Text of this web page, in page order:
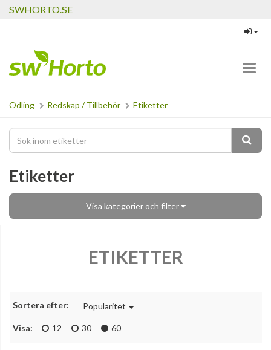
SWHORTO.SE
Odling Redskap / Tillbehör Etiketter
Etiketter
Visa kategorier och filter
ETIKETTER
Sortera efter: Popularitet
Visa: 12 30 60